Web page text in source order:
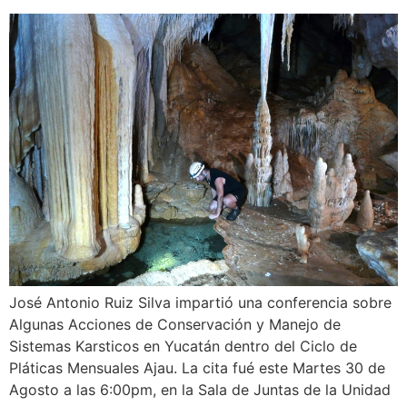
José Antonio Ruiz Silva impartió una conferencia sobre
Algunas Acciones de Conservación y Manejo de
Sistemas Karsticos en Yucatán dentro del Ciclo de
Pláticas Mensuales Ajau. La cita fué este Martes 30 de
Agosto a las 6:00pm, en la Sala de Juntas de la Unidad